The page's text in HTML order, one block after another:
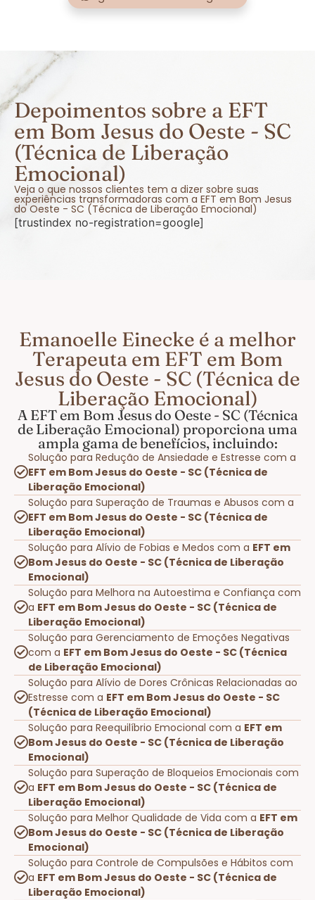
Depoimentos sobre a EFT
em Bom Jesus do Oeste - SC
(Técnica de Liberação
Emocional)
Veja o que nossos clientes tem a dizer sobre suas
experiências transformadoras com a EFT em Bom Jesus
do Oeste - SC (Técnica de Liberação Emocional)
[trustindex no-registration=google]
Emanoelle Einecke é a melhor
Terapeuta em EFT em Bom
Jesus do Oeste - SC (Técnica de
Liberação Emocional)
A EFT em Bom Jesus do Oeste - SC (Técnica
de Liberação Emocional) proporciona uma
ampla gama de benefícios, incluindo:
Solução para Redução de Ansiedade e Estresse com a
EFT em Bom Jesus do Oeste - SC (Técnica de
Liberação Emocional)
Solução para Superação de Traumas e Abusos com a
EFT em Bom Jesus do Oeste - SC (Técnica de
Liberação Emocional)
Solução para Alívio de Fobias e Medos com a EFT em
Bom Jesus do Oeste - SC (Técnica de Liberação
Emocional)
Solução para Melhora na Autoestima e Confiança com
a EFT em Bom Jesus do Oeste - SC (Técnica de
Liberação Emocional)
Solução para Gerenciamento de Emoções Negativas
com a EFT em Bom Jesus do Oeste - SC (Técnica
de Liberação Emocional)
Solução para Alívio de Dores Crônicas Relacionadas ao
Estresse com a EFT em Bom Jesus do Oeste - SC
(Técnica de Liberação Emocional)
Solução para Reequilíbrio Emocional com a EFT em
Bom Jesus do Oeste - SC (Técnica de Liberação
Emocional)
Solução para Superação de Bloqueios Emocionais com
a EFT em Bom Jesus do Oeste - SC (Técnica de
Liberação Emocional)
Solução para Melhor Qualidade de Vida com a EFT em
Bom Jesus do Oeste - SC (Técnica de Liberação
Emocional)
Solução para Controle de Compulsões e Hábitos com
a EFT em Bom Jesus do Oeste - SC (Técnica de
Liberação Emocional)